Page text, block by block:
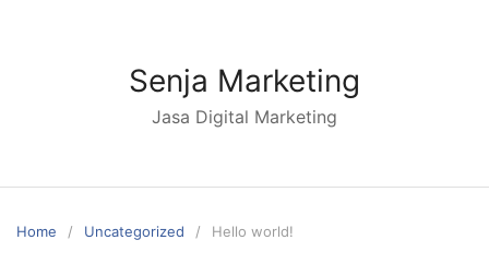
Senja Marketing
Jasa Digital Marketing
Home Uncategorized Hello world!